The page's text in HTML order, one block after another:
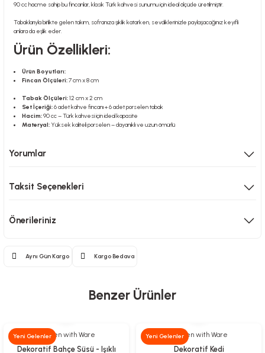
90 cc hacme sahip bu fincanlar, klasik Türk kahvesi sunumu için ideal ölçüde üretilmiştir.
Tabaklarıyla birlikte gelen takım, sofranıza şıklık katarken, sevdiklerinizle paylaşacağınız keyifli
anlara da eşlik eder.
Ürün Özellikleri:
Ürün Boyutları:
Fincan Ölçüleri:7 cm x 8 cm
Tabak Ölçüleri:12 cm x 2 cm
Set İçeriği:6 adet kahve fincanı + 6 adet porselen tabak
Hacim:90 cc – Türk kahvesi için ideal kapasite
Materyal: Yüksek kaliteli porselen – dayanıklı ve uzun ömürlü
Yorumlar
Taksit Seçenekleri
Önerileriniz
Aynı Gün Kargo Kargo Bedava
Benzer Ürünler
Yeni GelenlerGarden with Ware
Dekoratif Bahçe Süsü - Işıklı
Yeni GelenlerGarden with Ware
Dekoratif Kedi